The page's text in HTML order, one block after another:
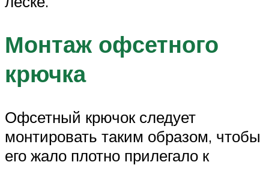
Монтаж офсетного
крючка
Офсетный крючок следует
монтировать таким образом, чтобы
его жало плотно прилегало к